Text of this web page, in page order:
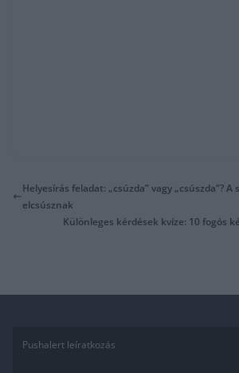
Helyesírás feladat: „csúzda” vagy „csúszda”?
elcsúsznak
Különleges kérdések kvíze: 10 fogós
Pushalert leíratkozás